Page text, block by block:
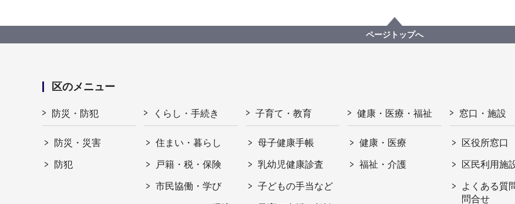
ページトップへ
区のメニュー
防災・防犯
防災・災害
防犯
くらし・手続き
住まい・暮らし
戸籍・税・保険
市民協働・学び
子育て・教育
母子健康手帳
乳幼児健康診査
子どもの手当など
健康・医療・福祉
健康・医療
福祉・介護
窓口・施設
区役所窓口
区民利用施
よくある質
問合せ